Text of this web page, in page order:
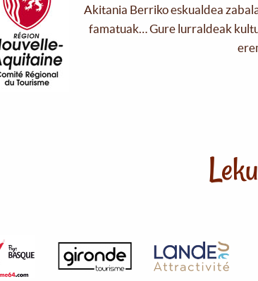
Akitania Berriko eskualdea
famatuak… Gure lurraldeak